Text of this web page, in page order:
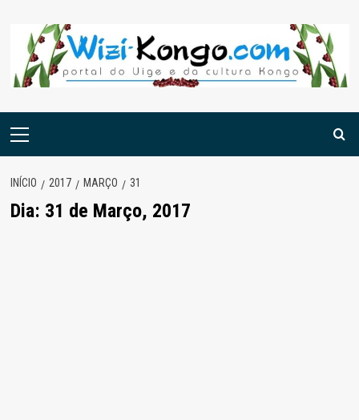
content
Menu
INÍCIO 2017 MARÇO 31
Dia: 31 de Março, 2017